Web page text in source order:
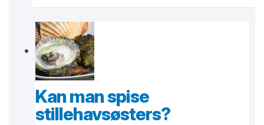
Kan man spise
stillehavsøsters?